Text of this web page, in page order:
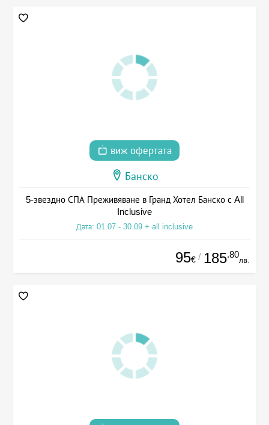
виж офертата
Банско
5-звездно СПА Преживяване в Гранд Хотел Банско с All
Inclusive
Дата: 01.07 - 30.09 + all inclusive
95€ / 185.80
лв.